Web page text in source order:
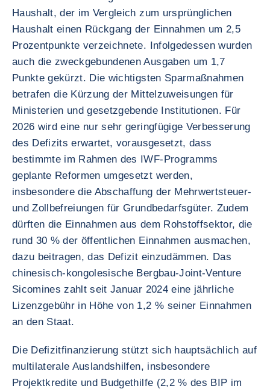
Haushalt, der im Vergleich zum ursprünglichen
Haushalt einen Rückgang der Einnahmen um 2,5
Prozentpunkte verzeichnete. Infolgedessen wurden
auch die zweckgebundenen Ausgaben um 1,7
Punkte gekürzt. Die wichtigsten Sparmaßnahmen
betrafen die Kürzung der Mittelzuweisungen für
Ministerien und gesetzgebende Institutionen. Für
2026 wird eine nur sehr geringfügige Verbesserung
des Defizits erwartet, vorausgesetzt, dass
bestimmte im Rahmen des IWF-Programms
geplante Reformen umgesetzt werden,
insbesondere die Abschaffung der Mehrwertsteuer-
und Zollbefreiungen für Grundbedarfsgüter. Zudem
dürften die Einnahmen aus dem Rohstoffsektor, die
rund 30 % der öffentlichen Einnahmen ausmachen,
dazu beitragen, das Defizit einzudämmen. Das
chinesisch-kongolesische Bergbau-Joint-Venture
Sicomines zahlt seit Januar 2024 eine jährliche
Lizenzgebühr in Höhe von 1,2 % seiner Einnahmen
an den Staat.
Die Defizitfinanzierung stützt sich hauptsächlich auf
multilaterale Auslandshilfen, insbesondere
Projektkredite und Budgethilfe (2,2 % des BIP im